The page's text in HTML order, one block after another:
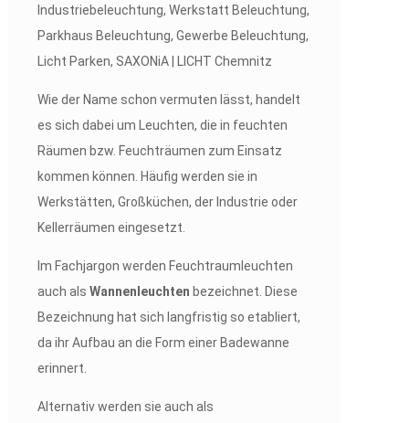
Wie der Name schon vermuten lässt, handelt
es sich dabei um Leuchten, die in feuchten
Räumen bzw. Feuchträumen zum Einsatz
kommen können. Häufig werden sie in
Werkstätten, Großküchen, der Industrie oder
Kellerräumen eingesetzt.
Im Fachjargon werden Feuchtraumleuchten
auch als Wannenleuchten bezeichnet. Diese
Bezeichnung hat sich langfristig so etabliert,
da ihr Aufbau an die Form einer Badewanne
erinnert.
Alternativ werden sie auch als